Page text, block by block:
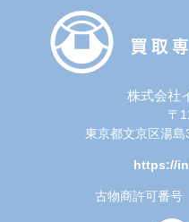
株式会社
〒
東京都文京区湯
https://
古物商許可番